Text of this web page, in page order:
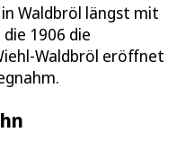
Waldbröl längst mit
1906 die
Waldbröl eröffnet